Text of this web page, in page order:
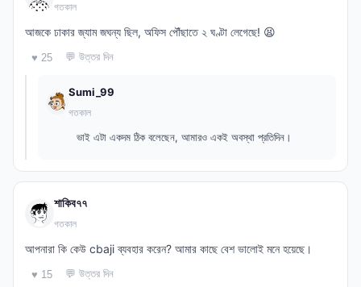
গতকাল
আজকে ঢাকার জ্যাম জঘন্য ছিল, অফিস পৌঁছাতে ২ ঘণ্টা লেগেছে! 😫
♥ 25 💬 উত্তর দিন
Sumi_99
গতকাল
ভাই এটা একদম ঠিক বলেছেন, আমারও একই অবস্থা প্রতিদিন।
শাকিব৭৭
গতকাল
আপনারা কি কেউ cbaji ব্যবহার করেন? আমার কাছে বেশ ভালোই মনে হয়েছে।
♥ 15 💬 উত্তর দিন